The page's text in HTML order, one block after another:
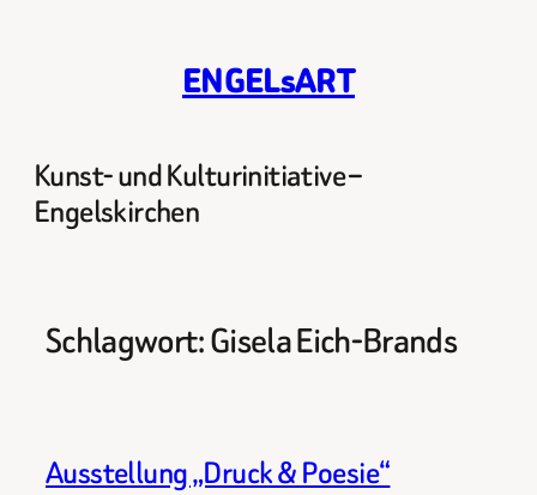
ENGELsART
Kunst- und Kulturinitiative –
Engelskirchen
Schlagwort:Gisela Eich-Brands
Ausstellung „Druck & Poesie“